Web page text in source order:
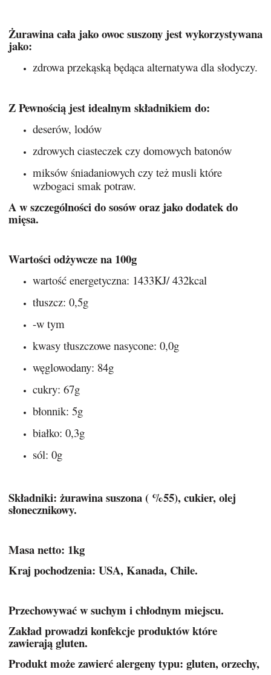
Żurawina cała jako owoc suszony jest wykorzystywana
jako:
zdrowa przekąską będąca alternatywa dla słodyczy.
Z Pewnością jest idealnym składnikiem do:
deserów, lodów
zdrowych ciasteczek czy domowych batonów
miksów śniadaniowych czy też musli które
wzbogaci smak potraw.
A w szczególności do sosów oraz jako dodatek do
mięsa.
Wartości odżywcze na 100g
wartość energetyczna: 1433KJ/ 432kcal
tłuszcz: 0,5g
-w tym
kwasy tłuszczowe nasycone: 0,0g
węglowodany: 84g
cukry: 67g
błonnik: 5g
białko: 0,3g
sól: 0g
Składniki: żurawina suszona ( %55), cukier, olej
słonecznikowy.
Masa netto: 1kg
Kraj pochodzenia: USA, Kanada, Chile.
Przechowywać w suchym i chłodnym miejscu.
Zakład prowadzi konfekcje produktów które
zawierają gluten.
Produkt może zawierć alergeny typu: gluten, orzechy,